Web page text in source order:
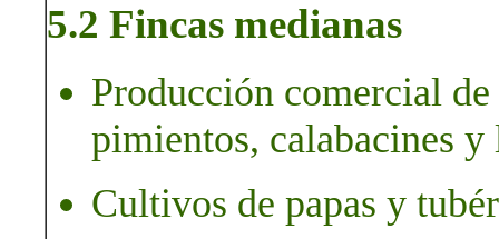
5.2 Fincas medianas
Producción comercial
pimientos, calabacines y
Cultivos de papas y